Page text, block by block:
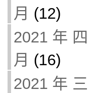
月 (12)
2021 年 四
月 (16)
2021 年 三